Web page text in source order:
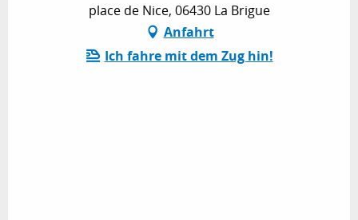
place de Nice, 06430 La Brigue
Anfahrt
Ich fahre mit dem Zug hin!